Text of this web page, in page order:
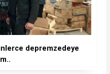
depremzedeye